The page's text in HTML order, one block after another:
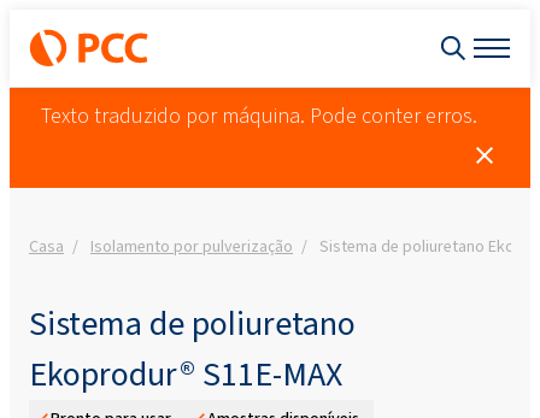
Texto traduzido por máquina. Pode conter erros.
Casa Isolamento por pulverização Sistema de poliuretano
Sistema de poliuretano
Ekoprodur® S11E-MAX